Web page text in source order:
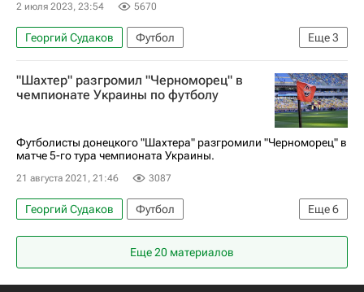
2 июля 2023, 23:54 5670
Еще3
Георгий Судаков
Футбол
Молодежный чемпионат Европы по футболу
Артем Бондаренко
Райан Шерки
"Шахтер" разгромил "Черноморец" в
чемпионате Украины по футболу
Футболисты донецкого "Шахтера" разгромили "Черноморец" в
матче 5-го тура чемпионата Украины.
21 августа 2021, 21:46 3087
Еще6
Георгий Судаков
Футбол
Чемпионат Украины по футболу
Черноморец (Одесса)
Шахтер
Алан Патрик
Десна (Чернигов)
Еще 20 материалов